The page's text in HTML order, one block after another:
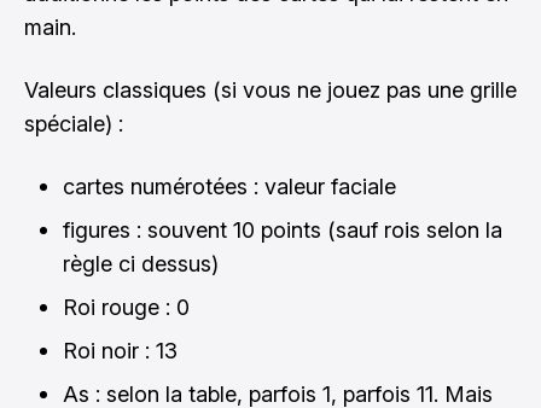
main.
Valeurs classiques (si vous ne jouez pas une grille
spéciale) :
cartes numérotées : valeur faciale
figures : souvent 10 points (sauf rois selon la
règle ci dessus)
Roi rouge : 0
Roi noir : 13
As : selon la table, parfois 1, parfois 11. Mais